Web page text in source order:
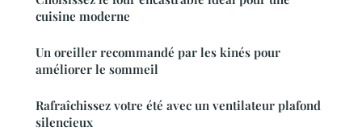
cuisine moderne
Un oreiller recommandé par les kinés pour
améliorer le sommeil
Rafraîchissez votre été avec un ventilateur plafond
silencieux